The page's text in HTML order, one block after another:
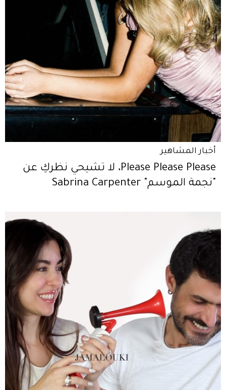
أخبار المشاهير
Please Please Please، لا تشيحي نظركِ عن
"نجمة الموسم" Sabrina Carpenter